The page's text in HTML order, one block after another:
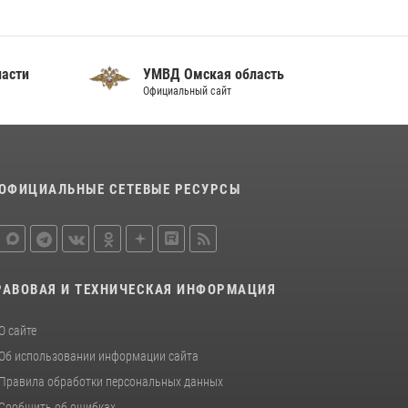
28 июля 2026, 01:44 6
Cотрудники ОМОН "Штурм" Росгвардии
отработали навыки пилотирования БПЛА в
УМВД Омская область
Официальный сайт
СЕТЕВЫЕ РЕСУРСЫ
И ТЕХНИЧЕСКАЯ ИНФОРМАЦИЯ
О сайте
Об использовании информации сайта
Правила обработки персональных данных